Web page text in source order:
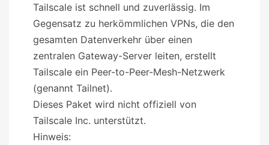
Tailscale ist schnell und zuverlässig. Im
Gegensatz zu herkömmlichen VPNs, die den
gesamten Datenverkehr über einen
zentralen Gateway-Server leiten, erstellt
Tailscale ein Peer-to-Peer-Mesh-Netzwerk
(genannt Tailnet).
Dieses Paket wird nicht offiziell von
Tailscale Inc. unterstützt.
Hinweis: